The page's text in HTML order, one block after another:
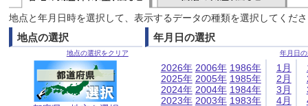
地点と年月日時を選択して、表示するデータの種類を選択してくだ
地点の選択
地点の選択をクリア
年月日の選択
年月日
2026年
2025年
2024年
2023年
2006年
2005年
2004年
2003年
1986年
1985年
1984年
1983年
1月
2月
3月
4月